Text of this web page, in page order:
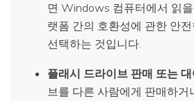
면 Windows 컴퓨터에서 읽
랫폼 간의 호환성에 관한 안
선택하는 것입니다.
플래시 드라이브 판매 또는 대
브를 다른 사람에게 판매하거